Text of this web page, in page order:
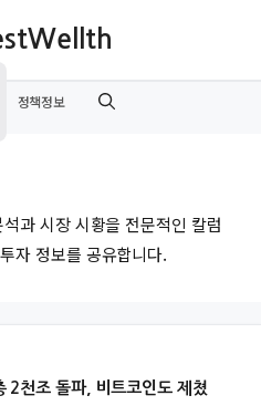
정책정보
과 시장 시황을 전문적인 칼럼
자 정보를 공유합니다.
2천조 돌파, 비트코인도 제쳤